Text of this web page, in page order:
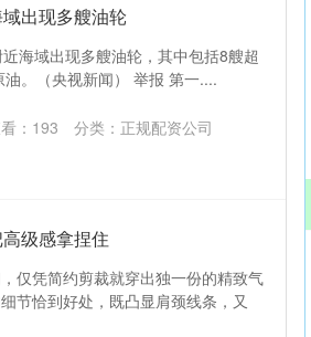
出现多艘油轮
海域出现多艘油轮，其中包括8艘超
。（央视新闻） 举报 第一....
： 193 分类： 正规配资公司
级感拿捏住
仅凭简约剪裁就穿出独一份的精致气
节恰到好处，既凸显肩颈线条，又
4694.44 43.13 0.93%